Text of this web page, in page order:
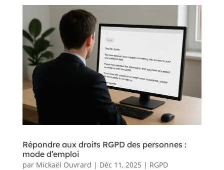
Répondre aux droits RGPD des personnes :
mode d’emploi
par Mickaël Ouvrard | Déc 11, 2025 | RGPD